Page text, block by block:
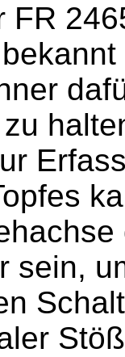
FR
sein,